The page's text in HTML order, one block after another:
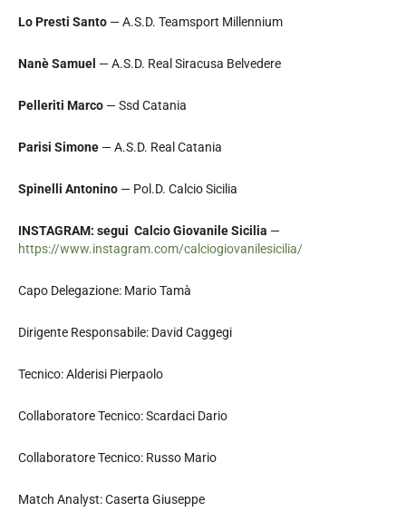
Lo Presti Santo — A.S.D. Teamsport Millennium
Nanè Samuel — A.S.D. Real Siracusa Belvedere
Pelleriti Marco — Ssd Catania
Parisi Simone — A.S.D. Real Catania
Spinelli Antonino — Pol.D. Calcio Sicilia
INSTAGRAM: segui Calcio Giovanile Sicilia —
https://www.instagram.com/calciogiovanilesicilia/
Capo Delegazione: Mario Tamà
Dirigente Responsabile: David Caggegi
Tecnico: Alderisi Pierpaolo
Collaboratore Tecnico: Scardaci Dario
Collaboratore Tecnico: Russo Mario
Match Analyst: Caserta Giuseppe